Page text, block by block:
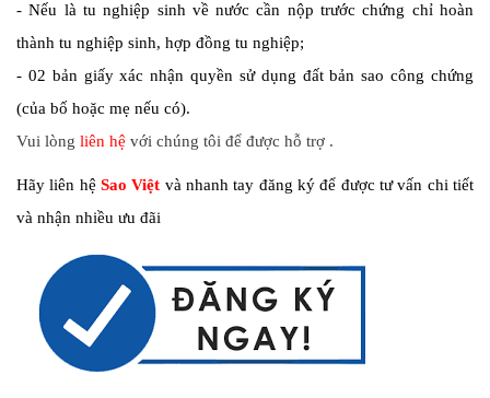
- Nếu là tu nghiệp sinh về nước cần nộp trước chứng chỉ hoàn
thành tu nghiệp sinh, hợp đồng tu nghiệp;
- 02 bản giấy xác nhận quyền sử dụng đất bản sao công chứng
(của bố hoặc mẹ nếu có).
Vui lòng liên hệ với chúng tôi để được hỗ trợ .
Hãy liên hệ Sao Việt và nhanh tay đăng ký để được tư vấn chi tiết
và nhận nhiều ưu đãi